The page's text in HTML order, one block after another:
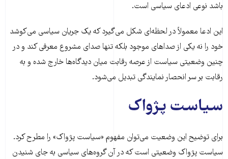
باشد نوعی ادعای سیاسی است.
این ادعا معمولاً در لحظه‌ای شکل می‌گیرد که یک جریان سیاسی می‌کوشد
خود را نه یکی از صداهای موجود بلکه تنها صدای مشروع معرفی کند و در
چنین وضعیتی سیاست از عرصه رقابت میان دیدگاه‌ها خارج شده و به
رقابت بر سر انحصار نمایندگی تبدیل می‌شود.
سیاست پژواک
برای توضیح این وضعیت می‌توان مفهوم «سیاست پژواک» را مطرح کرد.
سیاست پژواک وضعیتی است که در آن گروه‌های سیاسی به جای شنیدن